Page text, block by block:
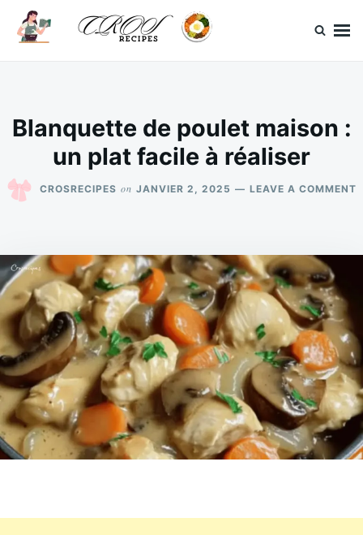
SkipSearch
for:
Blanquette de poulet maison :
un plat facile à réaliser
CROSRECIPES on JANVIER 2, 2025 LEAVE A COMMENT